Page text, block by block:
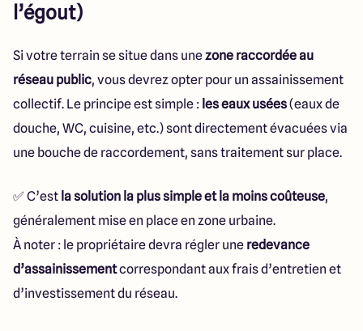
l’égout)
Si votre terrain se situe dans unezone raccordée au
réseau public, vous devrez opter pour un assainissement
collectif. Le principe est simple : les eaux usées(eaux de
douche, WC, cuisine, etc.) sont directement évacuées via
une bouche de raccordement, sans traitement sur place.
✅ C’est la solution la plus simple et la moins coûteuse,
généralement mise en place en zone urbaine.
À noter : le propriétaire devra régler une redevance
d’assainissementcorrespondant aux frais d’entretien et
d’investissement du réseau.